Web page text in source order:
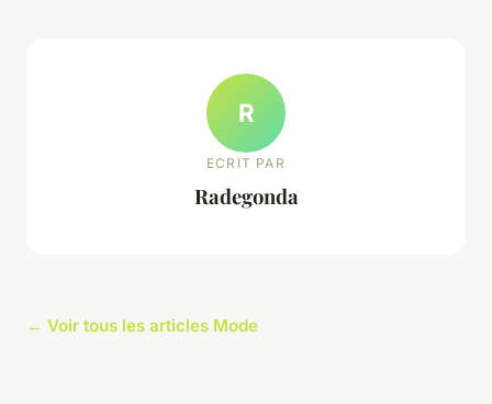
R
ECRIT PAR
Radegonda
← Voir tous les articles Mode